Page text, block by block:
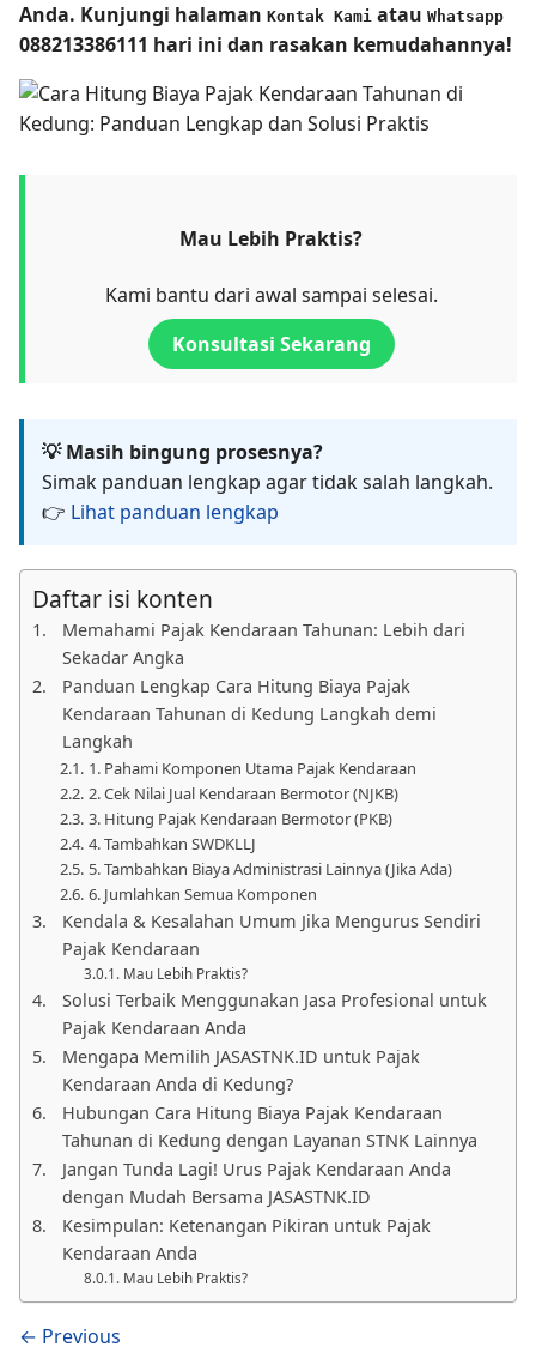
Anda. Kunjungi halaman Kontak Kami atau Whatsapp
088213386111 hari ini dan rasakan kemudahannya!
Mau Lebih Praktis?
Kami bantu dari awal sampai selesai.
Konsultasi Sekarang
💡 Masih bingung prosesnya?
Simak panduan lengkap agar tidak salah langkah.
👉 Lihat panduan lengkap
Daftar isi konten
Memahami Pajak Kendaraan Tahunan: Lebih dari
Sekadar Angka
Panduan Lengkap Cara Hitung Biaya Pajak
Kendaraan Tahunan di Kedung Langkah demi
Langkah
1. Pahami Komponen Utama Pajak Kendaraan
2. Cek Nilai Jual Kendaraan Bermotor (NJKB)
3. Hitung Pajak Kendaraan Bermotor (PKB)
4. Tambahkan SWDKLLJ
5. Tambahkan Biaya Administrasi Lainnya (Jika Ada)
6. Jumlahkan Semua Komponen
Kendala & Kesalahan Umum Jika Mengurus Sendiri
Pajak Kendaraan
Mau Lebih Praktis?
Solusi Terbaik Menggunakan Jasa Profesional untuk
Pajak Kendaraan Anda
Mengapa Memilih JASASTNK.ID untuk Pajak
Kendaraan Anda di Kedung?
Hubungan Cara Hitung Biaya Pajak Kendaraan
Tahunan di Kedung dengan Layanan STNK Lainnya
Jangan Tunda Lagi! Urus Pajak Kendaraan Anda
dengan Mudah Bersama JASASTNK.ID
Kesimpulan: Ketenangan Pikiran untuk Pajak
Kendaraan Anda
Mau Lebih Praktis?
← Previous